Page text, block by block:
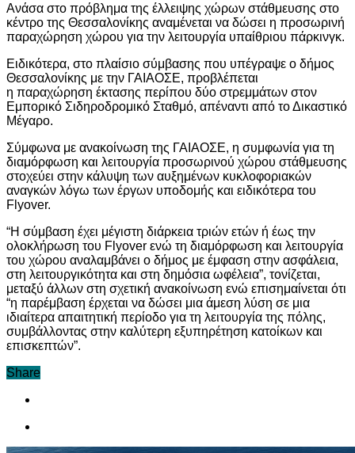
Ανάσα στο πρόβλημα της έλλειψης χώρων στάθμευσης στο
κέντρο της Θεσσαλονίκης αναμένεται να δώσει η προσωρινή
παραχώρηση χώρου για την λειτουργία υπαίθριου πάρκινγκ.
Ειδικότερα, στο πλαίσιο σύμβασης που υπέγραψε ο δήμος
Θεσσαλονίκης με την ΓΑΙΑΟΣΕ, προβλέπεται
η παραχώρηση έκτασης περίπου δύο στρεμμάτων στον
Εμπορικό Σιδηροδρομικό Σταθμό, απέναντι από το Δικαστικό
Μέγαρο.
Σύμφωνα με ανακοίνωση της ΓΑΙΑΟΣΕ, η συμφωνία για τη
διαμόρφωση και λειτουργία προσωρινού χώρου στάθμευσης
στοχεύει στην κάλυψη των αυξημένων κυκλοφοριακών
αναγκών λόγω των έργων υποδομής και ειδικότερα του
Flyover.
“Η σύμβαση έχει μέγιστη διάρκεια τριών ετών ή έως την
ολοκλήρωση του Flyover ενώ τη διαμόρφωση και λειτουργία
του χώρου αναλαμβάνει ο δήμος με έμφαση στην ασφάλεια,
στη λειτουργικότητα και στη δημόσια ωφέλεια”, τονίζεται,
μεταξύ άλλων στη σχετική ανακοίνωση ενώ επισημαίνεται ότι
“η παρέμβαση έρχεται να δώσει μια άμεση λύση σε μια
ιδιαίτερα απαιτητική περίοδο για τη λειτουργία της πόλης,
συμβάλλοντας στην καλύτερη εξυπηρέτηση κατοίκων και
επισκεπτών”.
Share